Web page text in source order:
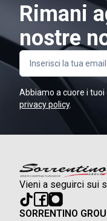
Rimani
nostre
Abbiamo a cuore i tuoi
privacy policy.
Vieni a seguirci sui
SORRENTINO